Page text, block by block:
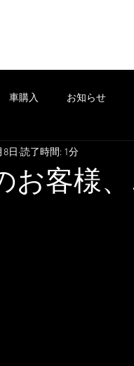
車購入 お知らせ
車売却
お客様
8日 読了時間: 1分